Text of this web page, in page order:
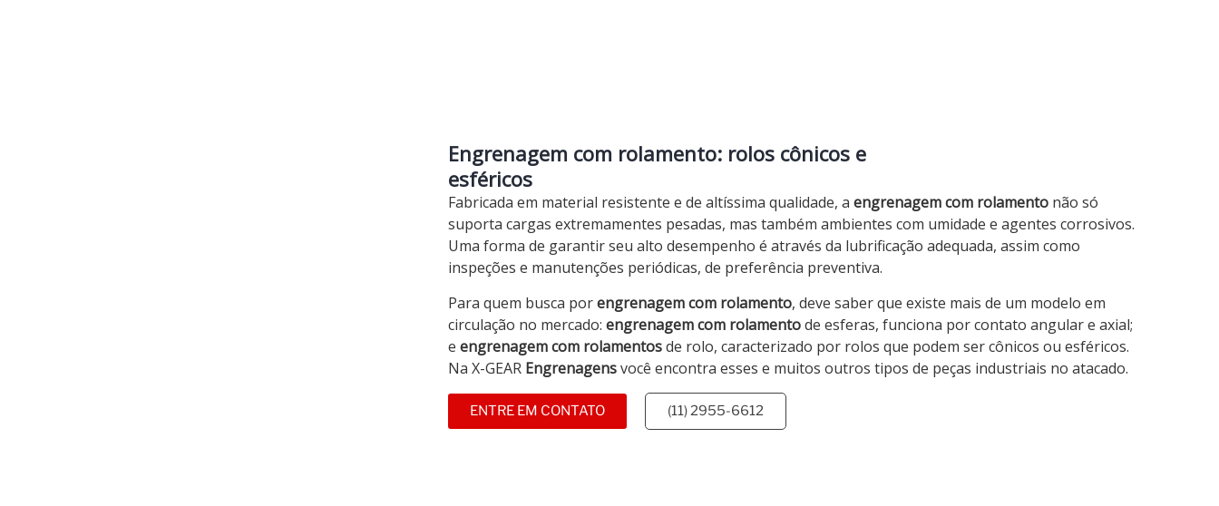
Engrenagem com rolamento: rolos cônicos e
esféricos
Fabricada em material resistente e de altíssima qualidade, aengrenagem com rolamento não só
suporta cargas extremamentes pesadas, mas também ambientes com umidade e agentes corrosivos.
Uma forma de garantir seu alto desempenho é através da lubrificação adequada, assim como
inspeções e manutenções periódicas, de preferência preventiva.
Para quem busca porengrenagem com rolamento, deve saber que existe mais de um modelo em
circulação no mercado:engrenagem com rolamentode esferas, funciona por contato angular e axial;
eengrenagem com rolamentosde rolo, caracterizado por rolos que podem ser cônicos ou esféricos.
Na X-GEAR Engrenagensvocê encontra esses e muitos outros tipos de peças industriais no atacado.
ENTRE EM CONTATO (11) 2955-6612